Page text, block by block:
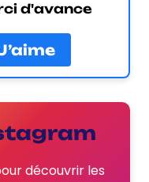
d'avance
découvrir les